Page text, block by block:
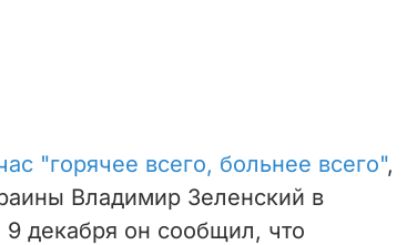
"горячее всего, больнее всего",
Владимир Зеленский в
декабря он сообщил, что